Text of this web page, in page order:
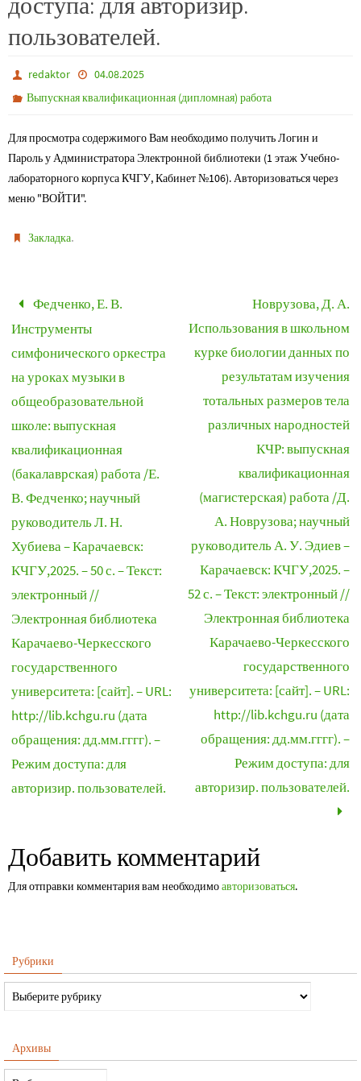
пользователей.
redaktor
04.08.2025
Выпускная квалификационная (дипломная) работа
Для просмотра содержимого Вам необходимо получить Логин и
Пароль у Администратора Электронной библиотеки (1 этаж Учебно-
лабораторного корпуса КЧГУ, Кабинет №106). Авторизоваться через
меню "ВОЙТИ".
Закладка.
Федченко, Е. В.
Инструменты
симфонического оркестра
на уроках музыки в
общеобразовательной
школе: выпускная
квалификационная
(бакалаврская) работа /Е.
В. Федченко; научный
руководитель Л. Н.
Хубиева – Карачаевск:
КЧГУ,2025. – 50 с. – Текст:
электронный //
Электронная библиотека
Карачаево-Черкесского
государственного
университета: [сайт]. – URL:
http://lib.kchgu.ru (дата
обращения: дд.мм.гггг). –
Режим доступа: для
авторизир. пользователей.
Новрузова, Д. А.
Использования в школьном
курке биологии данных по
результатам изучения
тотальных размеров тела
различных народностей
КЧР: выпускная
квалификационная
(магистерская) работа /Д.
А. Новрузова; научный
руководитель А. У. Эдиев –
Карачаевск: КЧГУ,2025. –
52 с. – Текст: электронный //
Электронная библиотека
Карачаево-Черкесского
государственного
университета: [сайт]. – URL:
http://lib.kchgu.ru (дата
обращения: дд.мм.гггг). –
Режим доступа: для
авторизир. пользователей.
Добавить комментарий
Для отправки комментария вам необходимоавторизоваться.
Рубрики
Архивы